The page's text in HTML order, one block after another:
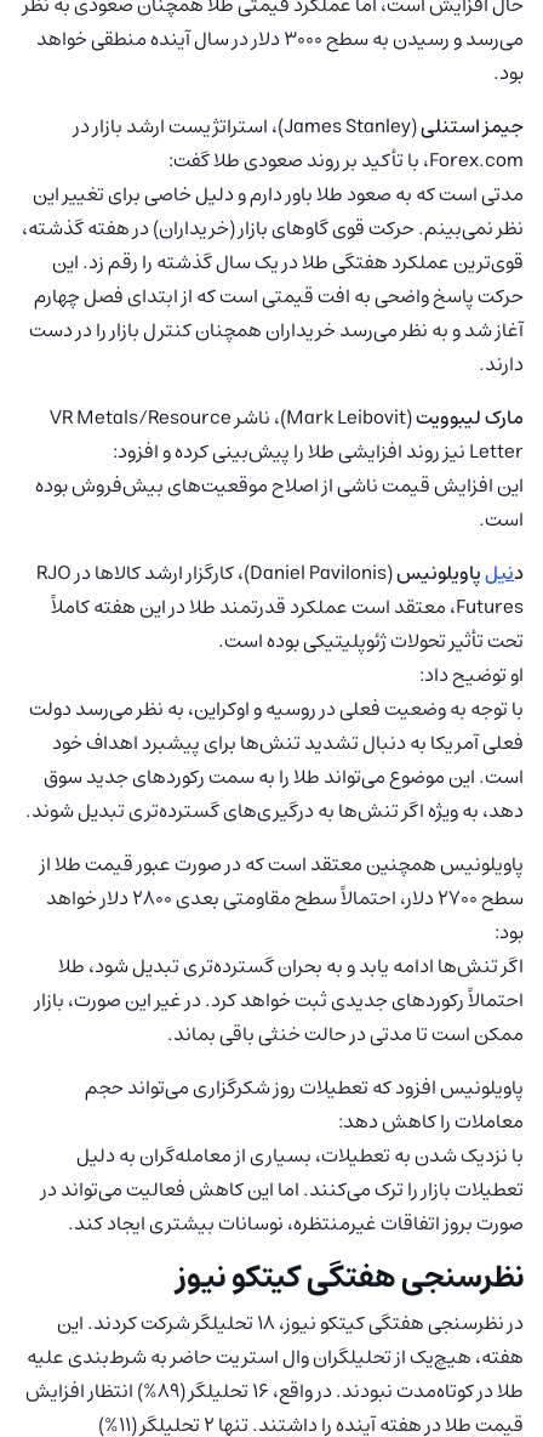
می‌رسد و رسیدن به سطح ۳۰۰۰ دلار در سال آینده منطقی خواهد
بود.
جیمز استنلی
(James Stanley)، استراتژیست ارشد بازار در
Forex.com، با تأکید بر روند صعودی طلا گفت:
مدتی است که به صعود طلا باور دارم و دلیل خاصی برای تغییر این
نظر نمی‌بینم. حرکت قوی گاوهای بازار (خریداران) در هفته گذشته،
قوی‌ترین عملکرد هفتگی طلا در یک سال گذشته را رقم زد. این
حرکت پاسخ واضحی به افت قیمتی است که از ابتدای فصل چهارم
آغاز شد و به نظر می‌رسد خریداران همچنان کنترل بازار را در دست
دارند.
مارک لیبوویت
(Mark Leibovit)، ناشر VR Metals/Resource
Letter نیز روند افزایشی طلا را پیش‌بینی کرده و افزود:
این افزایش قیمت ناشی از اصلاح موقعیت‌های بیش‌فروش بوده
است.
دنیلپاویلونیس
(Daniel Pavilonis)، کارگزار ارشد کالاها در RJO
Futures، معتقد است عملکرد قدرتمند طلا در این هفته کاملاً
تحت تأثیر تحولات ژئوپلیتیکی بوده است.
او توضیح داد:
با توجه به وضعیت فعلی در روسیه و اوکراین، به نظر می‌رسد دولت
فعلی آمریکا به دنبال تشدید تنش‌ها برای پیشبرد اهداف خود
است. این موضوع می‌تواند طلا را به سمت رکوردهای جدید سوق
دهد، به ویژه اگر تنش‌ها به درگیری‌های گسترده‌تری تبدیل شوند.
پاویلونیس همچنین معتقد است که در صورت عبور قیمت طلا از
سطح ۲۷۰۰ دلار، احتمالاً سطح مقاومتی بعدی ۲۸۰۰ دلار خواهد
بود:
اگر تنش‌ها ادامه یابد و به بحران گسترده‌تری تبدیل شود، طلا
احتمالاً رکوردهای جدیدی ثبت خواهد کرد. در غیر این صورت، بازار
ممکن است تا مدتی در حالت خنثی باقی بماند.
پاویلونیس افزود که تعطیلات روز شکرگزاری می‌تواند حجم
معاملات را کاهش دهد:
با نزدیک شدن به تعطیلات، بسیاری از معامله‌گران به دلیل
تعطیلات بازار را ترک می‌کنند. اما این کاهش فعالیت می‌تواند در
صورت بروز اتفاقات غیرمنتظره، نوسانات بیشتری ایجاد کند.
نظرسنجی هفتگی کیتکو نیوز
در نظرسنجی هفتگی کیتکو نیوز، 18 تحلیلگر شرکت کردند. این
هفته، هیچ‌یک از تحلیلگران وال استریت حاضر به شرط‌بندی علیه
طلا در کوتاه‌مدت نبودند. در واقع، 16 تحلیلگر (89%) انتظار افزایش
قیمت طلا در هفته آینده را داشتند. تنها 2 تحلیلگر (11%)